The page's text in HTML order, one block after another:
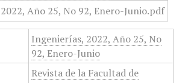
Ingenierías, 2022, Año 25, No
92, Enero-Junio
Revista de la Facultad de